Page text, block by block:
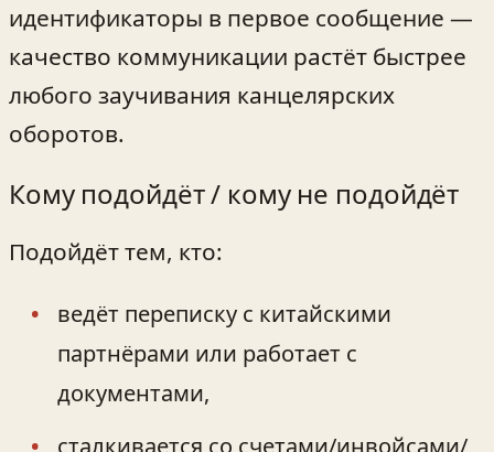
идентификаторы в первое сообщение —
качество коммуникации растёт быстрее
любого заучивания канцелярских
оборотов.
Кому подойдёт / кому не подойдёт
Подойдёт тем, кто:
ведёт переписку с китайскими
партнёрами или работает с
документами,